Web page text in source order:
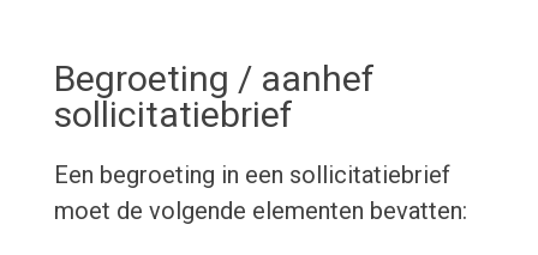
Begroeting / aanhef
sollicitatiebrief
Een begroeting in een sollicitatiebrief
moet de volgende elementen bevatten: